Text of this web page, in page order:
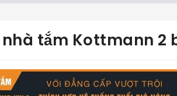
tắm Kottmann 2